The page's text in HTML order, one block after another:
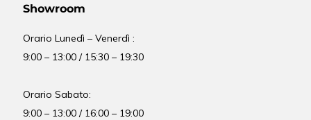
Showroom
Orario Lunedì – Venerdì :
9:00 – 13:00 / 15:30 – 19:30
Orario Sabato:
9:00 – 13:00 / 16:00 – 19:00